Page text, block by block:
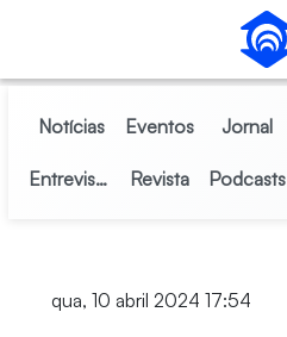
Pular para o Conteúdo principal
Notícias Eventos Jornal
Entrevistas Revista Podcasts
qua, 10 abril 2024 17:54